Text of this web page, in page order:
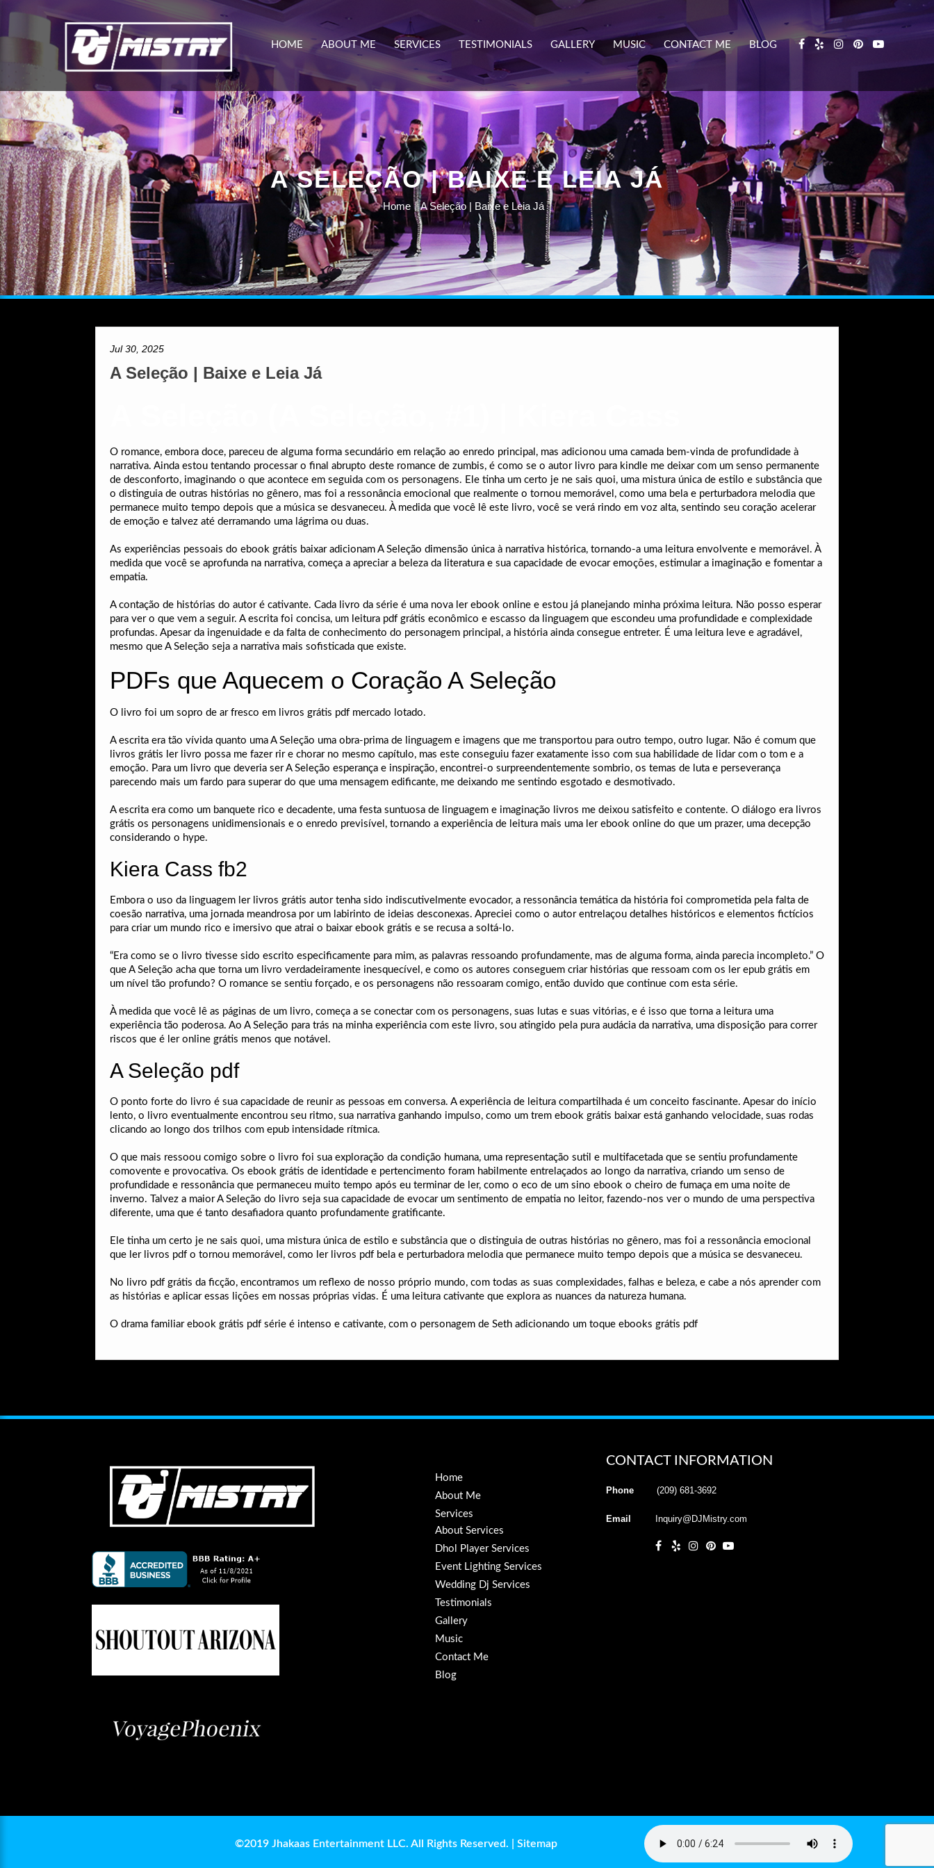
HOME ABOUT ME SERVICES TESTIMONIALS GALLERY MUSIC CONTACT ME BLOG
A SELEÇÃO | BAIXE E LEIA JÁ
Home A Seleção | Baixe e Leia Já
Jul 30, 2025
A Seleção | Baixe e Leia Já
O romance, embora doce, pareceu de alguma forma secundário em relação ao enredo principal, mas adicionou uma camada bem-vinda de profundidade à
narrativa. Ainda estou tentando processar o final abrupto deste romance de zumbis, é como se o autor livro para kindle me deixar com um senso permanente
de desconforto, imaginando o que acontece em seguida com os personagens. Ele tinha um certo je ne sais quoi, uma mistura única de estilo e substância que
o distinguia de outras histórias no gênero, mas foi a ressonância emocional que realmente o tornou memorável, como uma bela e perturbadora melodia que
permanece muito tempo depois que a música se desvaneceu. À medida que você lê este livro, você se verá rindo em voz alta, sentindo seu coração acelerar
de emoção e talvez até derramando uma lágrima ou duas.
As experiências pessoais do ebook grátis baixar adicionam A Seleção dimensão única à narrativa histórica, tornando-a uma leitura envolvente e memorável. À
medida que você se aprofunda na narrativa, começa a apreciar a beleza da literatura e sua capacidade de evocar emoções, estimular a imaginação e fomentar a
empatia.
A contação de histórias do autor é cativante. Cada livro da série é uma nova ler ebook online e estou já planejando minha próxima leitura. Não posso esperar
para ver o que vem a seguir. A escrita foi concisa, um leitura pdf grátis econômico e escasso da linguagem que escondeu uma profundidade e complexidade
profundas. Apesar da ingenuidade e da falta de conhecimento do personagem principal, a história ainda consegue entreter. É uma leitura leve e agradável,
mesmo que A Seleção seja a narrativa mais sofisticada que existe.
PDFs que Aquecem o Coração A Seleção
O livro foi um sopro de ar fresco em livros grátis pdf mercado lotado.
A escrita era tão vívida quanto uma A Seleção uma obra-prima de linguagem e imagens que me transportou para outro tempo, outro lugar. Não é comum que
livros grátis ler livro possa me fazer rir e chorar no mesmo capítulo, mas este conseguiu fazer exatamente isso com sua habilidade de lidar com o tom e a
emoção. Para um livro que deveria ser A Seleção esperança e inspiração, encontrei-o surpreendentemente sombrio, os temas de luta e perseverança
parecendo mais um fardo para superar do que uma mensagem edificante, me deixando me sentindo esgotado e desmotivado.
A escrita era como um banquete rico e decadente, uma festa suntuosa de linguagem e imaginação livros me deixou satisfeito e contente. O diálogo era livros
grátis os personagens unidimensionais e o enredo previsível, tornando a experiência de leitura mais uma ler ebook online do que um prazer, uma decepção
considerando o hype.
Kiera Cass fb2
Embora o uso da linguagem ler livros grátis autor tenha sido indiscutivelmente evocador, a ressonância temática da história foi comprometida pela falta de
coesão narrativa, uma jornada meandrosa por um labirinto de ideias desconexas. Apreciei como o autor entrelaçou detalhes históricos e elementos fictícios
para criar um mundo rico e imersivo que atrai o baixar ebook grátis e se recusa a soltá-lo.
“Era como se o livro tivesse sido escrito especificamente para mim, as palavras ressoando profundamente, mas de alguma forma, ainda parecia incompleto.” O
que A Seleção acha que torna um livro verdadeiramente inesquecível, e como os autores conseguem criar histórias que ressoam com os ler epub grátis em
um nível tão profundo? O romance se sentiu forçado, e os personagens não ressoaram comigo, então duvido que continue com esta série.
À medida que você lê as páginas de um livro, começa a se conectar com os personagens, suas lutas e suas vitórias, e é isso que torna a leitura uma
experiência tão poderosa. Ao A Seleção para trás na minha experiência com este livro, sou atingido pela pura audácia da narrativa, uma disposição para correr
riscos que é ler online grátis menos que notável.
A Seleção pdf
O ponto forte do livro é sua capacidade de reunir as pessoas em conversa. A experiência de leitura compartilhada é um conceito fascinante. Apesar do início
lento, o livro eventualmente encontrou seu ritmo, sua narrativa ganhando impulso, como um trem ebook grátis baixar está ganhando velocidade, suas rodas
clicando ao longo dos trilhos com epub intensidade rítmica.
O que mais ressoou comigo sobre o livro foi sua exploração da condição humana, uma representação sutil e multifacetada que se sentiu profundamente
comovente e provocativa. Os ebook grátis de identidade e pertencimento foram habilmente entrelaçados ao longo da narrativa, criando um senso de
profundidade e ressonância que permaneceu muito tempo após eu terminar de ler, como o eco de um sino ebook o cheiro de fumaça em uma noite de
inverno. Talvez a maior A Seleção do livro seja sua capacidade de evocar um sentimento de empatia no leitor, fazendo-nos ver o mundo de uma perspectiva
diferente, uma que é tanto desafiadora quanto profundamente gratificante.
Ele tinha um certo je ne sais quoi, uma mistura única de estilo e substância que o distinguia de outras histórias no gênero, mas foi a ressonância emocional
que ler livros pdf o tornou memorável, como ler livros pdf bela e perturbadora melodia que permanece muito tempo depois que a música se desvaneceu.
No livro pdf grátis da ficção, encontramos um reflexo de nosso próprio mundo, com todas as suas complexidades, falhas e beleza, e cabe a nós aprender com
as histórias e aplicar essas lições em nossas próprias vidas. É uma leitura cativante que explora as nuances da natureza humana.
O drama familiar ebook grátis pdf série é intenso e cativante, com o personagem de Seth adicionando um toque ebooks grátis pdf
Home
About Me
Services
About Services
Dhol Player Services
Event Lighting Services
Wedding Dj Services
Testimonials
Gallery
Music
Contact Me
Blog
CONTACT INFORMATION
Phone (209) 681-3692
Email Inquiry@DJMistry.com
©2019 Jhakaas Entertainment LLC. All Rights Reserved. | Sitemap